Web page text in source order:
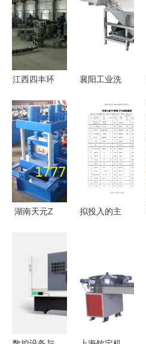
江西四丰环
粪牛粪处理
设备的行业
领航者
襄阳工业洗
南——燕诚
神州食品机
械（北京）
全方位服务
解析
湖南天元Z
设备，品质
拟投入的主
中的重要性